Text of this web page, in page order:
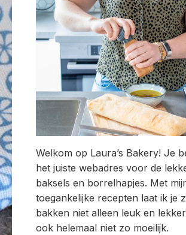
Welkom op Laura’s Bakery! Je
het juiste webadres voor de
baksels en borrelhapjes. Met
toegankelijke recepten laat ik je
bakken niet alleen leuk en
ook helemaal niet zo moeilijk.